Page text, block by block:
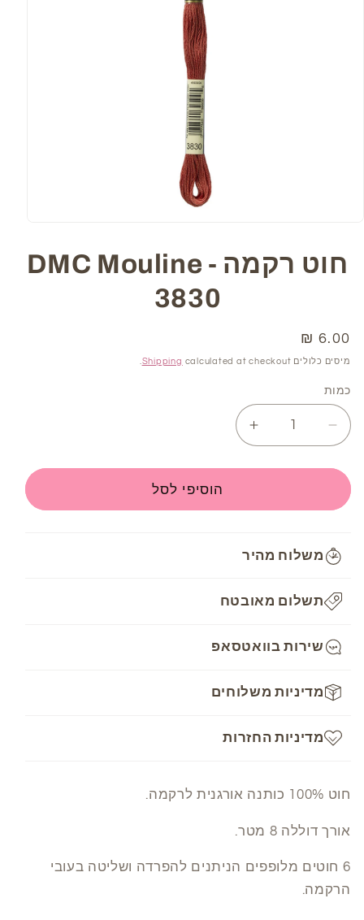
in
modalחוט רקמה DMC Mouline -
3830
מחיר
רגיל
6.00 ₪
מיסים כלולים Shippingcalculated at checkout.
כמות
Decrease
quantity
for
רקמה
Mouline
-
Increase
quantity
for
רקמה
-
הוסיפי לסל
משלוח מהיר
תשלום מאובטח
שירות בוואטסאפ
מדיניות משלוחים
מדיניות החזרות
חוט 100% כותנה אורגנית לרקמה.
אורך דוללה 8 מטר.
6 חוטים מלופפים הניתנים להפרדה ושליטה בעובי
הרקמה.